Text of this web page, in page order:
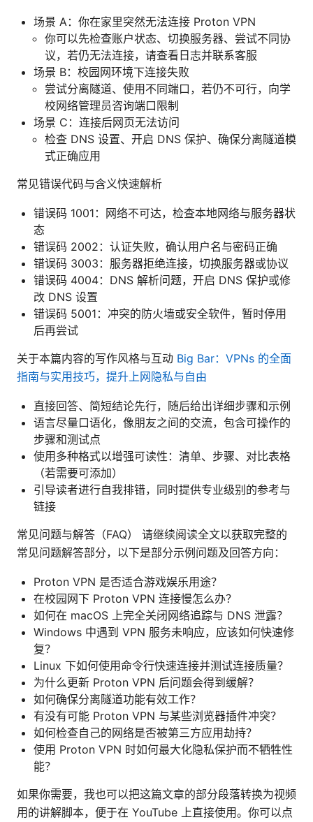
场景 A：你在家里突然无法连接 Proton VPN
你可以先检查账户状态、切换服务器、尝试不同协
议，若仍无法连接，请查看日志并联系客服
场景 B：校园网环境下连接失败
尝试分离隧道、使用不同端口，若仍不可行，向学
校网络管理员咨询端口限制
场景 C：连接后网页无法访问
检查 DNS 设置、开启 DNS 保护、确保分离隧道模
式正确应用
常见错误代码与含义快速解析
错误码 1001：网络不可达，检查本地网络与服务器状
态
错误码 2002：认证失败，确认用户名与密码正确
错误码 3003：服务器拒绝连接，切换服务器或协议
错误码 4004：DNS 解析问题，开启 DNS 保护或修
改 DNS 设置
错误码 5001：冲突的防火墙或安全软件，暂时停用
后再尝试
关于本篇内容的写作风格与互动 Big Bar：VPNs 的全面
指南与实用技巧，提升上网隐私与自由
直接回答、简短结论先行，随后给出详细步骤和示例
语言尽量口语化，像朋友之间的交流，包含可操作的
步骤和测试点
使用多种格式以增强可读性：清单、步骤、对比表格
（若需要可添加）
引导读者进行自我排错，同时提供专业级别的参考与
链接
常见问题与解答（FAQ） 请继续阅读全文以获取完整的
常见问题解答部分，以下是部分示例问题及回答方向：
Proton VPN 是否适合游戏娱乐用途？
在校园网下 Proton VPN 连接慢怎么办？
如何在 macOS 上完全关闭网络追踪与 DNS 泄露？
Windows 中遇到 VPN 服务未响应，应该如何快速修
复？
Linux 下如何使用命令行快速连接并测试连接质量？
为什么更新 Proton VPN 后问题会得到缓解？
如何确保分离隧道功能有效工作？
有没有可能 Proton VPN 与某些浏览器插件冲突？
如何检查自己的网络是否被第三方应用劫持？
使用 Proton VPN 时如何最大化隐私保护而不牺牲性
能？
如果你需要，我也可以把这篇文章的部分段落转换为视频
用的讲解脚本，便于在 YouTube 上直接使用。你可以点